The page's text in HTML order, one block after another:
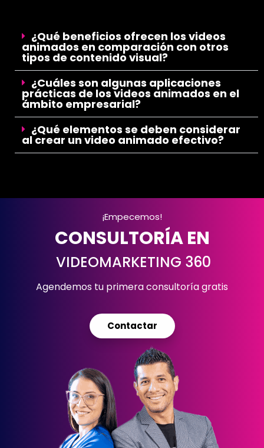
¿Qué beneficios ofrecen los videos
animados en comparación con otros
tipos de contenido visual?
¿Cuáles son algunas aplicaciones
prácticas de los videos animados en el
ámbito empresarial?
¿Qué elementos se deben considerar
al crear un video animado efectivo?
¡Empecemos!
CONSULTORÍA EN
VIDEOMARKETING 360
Agendemos tu primera consultoría gratis
Contactar